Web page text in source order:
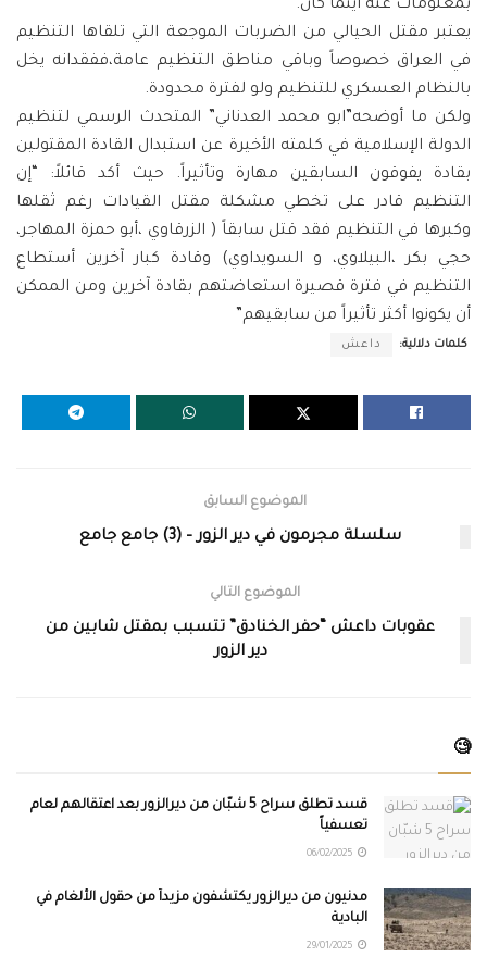
بمعلومات عنه أينما كان.
يعتبر مقتل الحيالي من الضربات الموجعة التي تلقاها التنظيم
في العراق خصوصاً وباقي مناطق التنظيم عامة،ففقدانه يخل
بالنظام العسكري للتنظيم ولو لفترة محدودة.
ولكن ما أوضحه”ابو محمد العدناني” المتحدث الرسمي لتنظيم
الدولة الإسلامية في كلمته الأخيرة عن استبدال القادة المقتولين
بقادة يفوقون السابقين مهارة وتأثيراً. حيث أكد قائلاً: “إن
التنظيم قادر على تخطي مشكلة مقتل القيادات رغم ثقلها
وكبرها في التنظيم فقد قتل سابقاً ( الزرقاوي ،أبو حمزة المهاجر،
حجي بكر ،البيلاوي، و السويداوي) وقادة كبار آخرين أستطاع
التنظيم في فترة قصيرة استعاضتهم بقادة آخرين ومن الممكن
أن يكونوا أكثر تأثيراً من سابقيهم”
كلمات دلالية: داعش
الموضوع السابق
سلسلة مجرمون في دير الزور – (3) جامع جامع
الموضوع التالي
عقوبات داعش “حفر الخنادق” تتسبب بمقتل شابين من
دير الزور
🧐
قسد تطلق سراح 5 شبّان من ديرالزور بعد اعتقالهم لعام
تعسفياً
مدنيون من ديرالزور يكتشفون مزيداً من حقول الألغام في
البادية